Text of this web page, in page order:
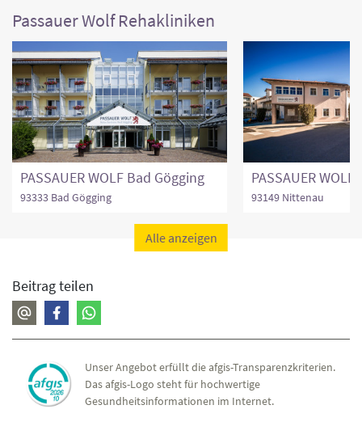
Passauer Wolf Rehakliniken
PASSAUER WOLF Bad Gögging
93333 Bad Gögging
PASSAUER
93149 Nittenau
Alle anzeigen
Beitrag teilen
Unser Angebot erfüllt die afgis-Transparenzkriterien.
Das afgis-Logo steht für hochwertige
Gesundheitsinformationen im Internet.